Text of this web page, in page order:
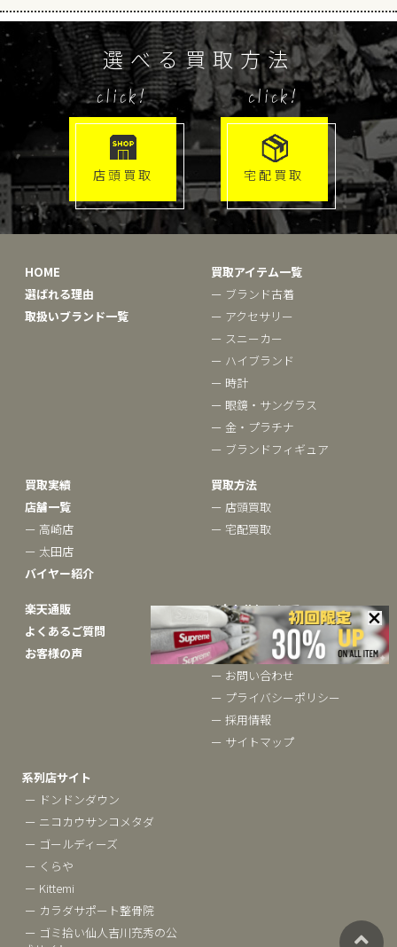
選べる買取方法
click!
店頭買取
click!
宅配買取
HOME
選ばれる理由
取扱いブランド一覧
買取アイテム一覧
ー ブランド古着
ー アクセサリー
ー スニーカー
ー ハイブランド
ー 時計
ー 眼鏡・サングラス
ー 金・プラチナ
ー ブランドフィギュア
買取実績
店舗一覧
ー 高崎店
ー 太田店
バイヤー紹介
買取方法
ー 店頭買取
ー 宅配買取
楽天通販
よくあるご質問
お客様の声
ベクトルについて
ー ブランドコラム
ー 会社概要
ー お問い合わせ
ー プライバシーポリシー
ー 採用情報
ー サイトマップ
系列店サイト
ー ドンドンダウン
ー ニコカウサンコメタダ
ー ゴールディーズ
ー くらや
ー Kittemi
ー カラダサポート整骨院
ー ゴミ拾い仙人吉川充秀の公